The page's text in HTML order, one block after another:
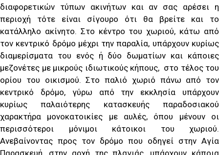
διαφορετικών τύπων ακινήτων και αν σας αρέσει η
περιοχή τότε είναι σίγουρο ότι θα βρείτε και το
κατάλληλο ακίνητο. Στο κέντρο του χωριού, κάτω από
τον κεντρικό δρόμο μέχρι την παραλία, υπάρχουν κυρίως
διαμερίσματα του ενός ή δύο δωματίων και κάποιες
μεζονέτες με μικρούς ιδιωτικούς κήπους, στο τέλος του
ορίου του οικισμού. Στο παλιό χωριό πάνω από τον
κεντρικό δρόμο, γύρω από την εκκλησία υπάρχουν
κυρίως παλαιότερης κατασκευής παραδοσιακού
χαρακτήρα μονοκατοικίες με αυλές, όπου μένουν οι
περισσότεροι μόνιμοι κάτοικοι του χωριού.
Ανεβαίνοντας προς τον δρόμο που οδηγεί στην Αγία
Παρασκευή, στην αρχή της πλαγιάς, υπάρχουν κάποια